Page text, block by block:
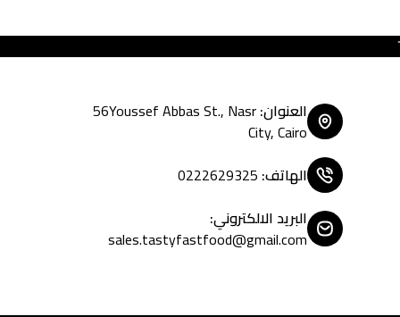
Tasty Fast Food ... create your
العنوان:
56Youssef Abbas St., Nasr
City, Cairo
الهاتف:
0222629325
البريد الالكتروني:
sales.tastyfastfood@gmail.com